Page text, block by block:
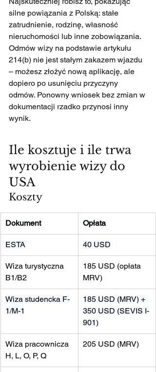
silne powiązania z Polską: stałe
zatrudnienie, rodzinę, własność
nieruchomości lub inne zobowiązania.
Odmów wizy na podstawie artykułu
214(b) nie jest stałym zakazem wjazdu
– możesz złożyć nową aplikację, ale
dopiero po usunięciu przyczyny
odmów. Ponowny wniosek bez zmian w
dokumentacji rzadko przynosi inny
wynik.
Ile kosztuje i ile trwa
wyrobienie wizy do
USA
Koszty
Dokument Opłata
ESTA 40 USD
Wiza turystyczna
B1/B2
185 USD (opłata
MRV)
Wiza studencka F-
1/M-1
185 USD (MRV) +
350 USD (SEVIS I-
901)
Wiza pracownicza
H, L, O, P, Q
205 USD (MRV)